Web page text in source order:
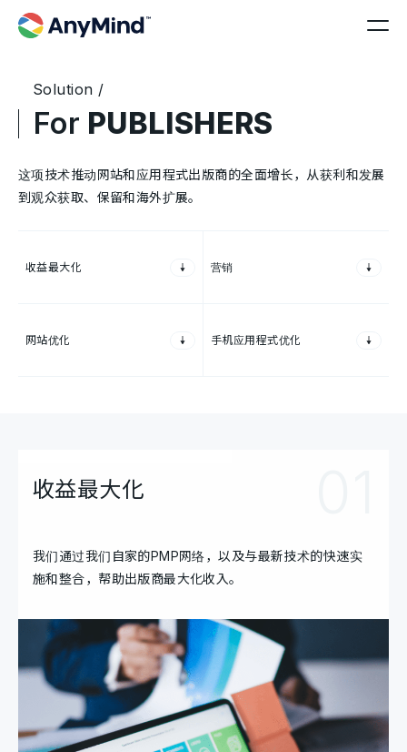
Solution /
For PUBLISHERS
这项技术推动网站和应用程式出版商的全面增长，从获利和发展
到观众获取、保留和海外扩展。
收益最大化 营销
网站优化 手机应用程式优化
收益最大化
我们通过我们自家的PMP网络，以及与最新技术的快速实
施和整合，帮助出版商最大化收入。